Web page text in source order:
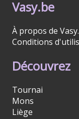
Vasy.be
À propos de
Conditions
Découvrez
Tournai
Mons
Liège